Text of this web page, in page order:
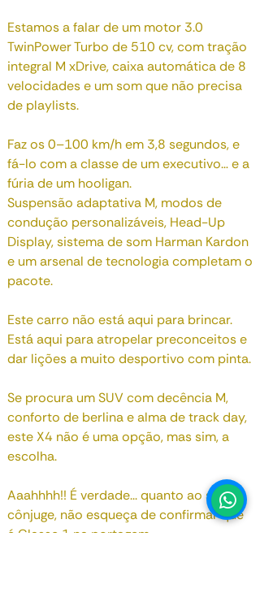
Estamos a falar de um motor 3.0
TwinPower Turbo de 510 cv, com tração
integral M xDrive, caixa automática de 8
velocidades e um som que não precisa
de playlists.
Faz os 0–100 km/h em 3,8 segundos, e
fá-lo com a classe de um executivo… e a
fúria de um hooligan.
Suspensão adaptativa M, modos de
condução personalizáveis, Head-Up
Display, sistema de som Harman Kardon
e um arsenal de tecnologia completam o
pacote.
Este carro não está aqui para brincar.
Está aqui para atropelar preconceitos e
dar lições a muito desportivo com pinta.
Se procura um SUV com decência M,
conforto de berlina e alma de track day,
este X4 não é uma opção, mas sim, a
escolha.
Aaahhhh!! É verdade... quanto ao seu
cônjuge, não esqueça de confirmar que
é Classe 1 na portagem..
1